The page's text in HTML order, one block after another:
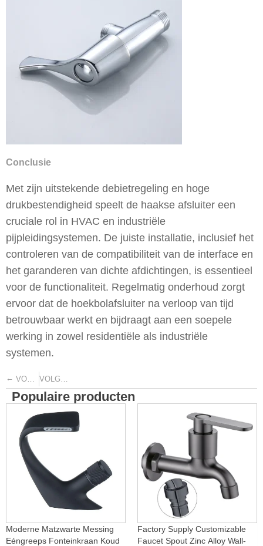
Conclusie
Met zijn uitstekende debietregeling en hoge
drukbestendigheid speelt de haakse afsluiter een
cruciale rol in HVAC en industriële
pijpleidingsystemen. De juiste installatie, inclusief het
controleren van de compatibiliteit van de interface en
het garanderen van dichte afdichtingen, is essentieel
voor de functionaliteit. Regelmatig onderhoud zorgt
ervoor dat de hoekbolafsluiter na verloop van tijd
betrouwbaar werkt en bijdraagt aan een soepele
werking in zowel residentiële als industriële
systemen.
← VORIGE VOLGENDE
Populaire producten
Moderne Matzwarte Messing
Eéngreeps Fonteinkraan Koud
Factory Supply Customizable
Faucet Spout Zinc Alloy Wall-